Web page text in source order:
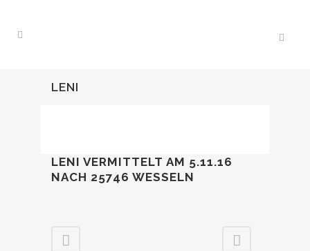
LENI
LENI VERMITTELT AM 5.11.16
NACH 25746 WESSELN